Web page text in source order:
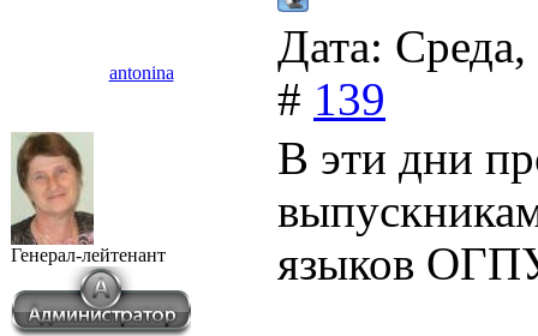
antonina
Дата:
# 139
Генерал-лейтенант
В эти дни
языков